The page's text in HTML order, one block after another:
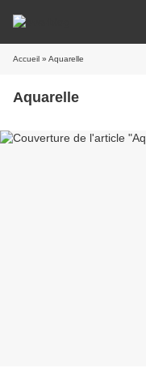
Accueil » Aquarelle
Aquarelle